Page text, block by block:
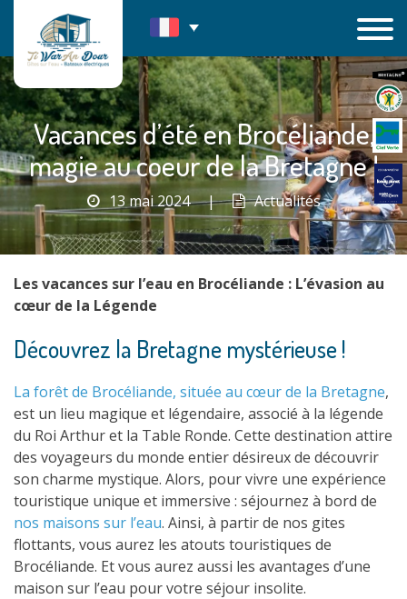
contenu
Vacances d’été en Brocéliande,
magie au coeur de la Bretagne !
13 mai 2024 | Actualités
Les vacances sur l’eau en Brocéliande : L’évasion au
cœur de la Légende
Découvrez la Bretagne mystérieuse !
La forêt de Brocéliande, située au cœur de la Bretagne,
est un lieu magique et légendaire, associé à la légende
du Roi Arthur et la Table Ronde. Cette destination attire
des voyageurs du monde entier désireux de découvrir
son charme mystique. Alors, pour vivre une expérience
touristique unique et immersive : séjournez à bord de
nos maisons sur l’eau. Ainsi, à partir de nos gites
flottants, vous aurez les atouts touristiques de
Brocéliande. Et vous aurez aussi les avantages d’une
maison sur l’eau pour votre séjour insolite.